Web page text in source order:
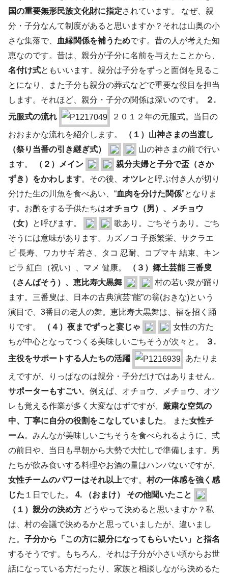
国の重要無形民族文化財に指定されています。 なぜ、親
分・子分なんて制度があると思いますか？それは山奥の小
さな集落で、
血縁関係を補うためです。昔の人が考えた知
恵なのです。昔は、親分が子分に名前を与えたことから、
名付け式ともいいます。親分は子分をずっと面倒を見るこ
とになり、また子分も親分の葬式などで重要な役目を担当
します。それほど、親分・子分の関係は深いのです。
２.
元服式の流れ
２０１２年の元服式。当日の
おおまかな流れを紹介します。
（１）山神さまの当渡し
（祭り当番の引き継ぎ式）
山の神さまの前で行い
ます。
（２）メイン
親分夫婦と子分で盃（さか
ずき）をかわします。その後、 オツレと呼ぶ付き人が切り
分けた生の川魚を食べあい、“血肉を分けた関係”となりま
す。お酌をする子供たちはオチョウ（男）、メチョウ
（女）
と呼びます。
歌あり。ごちそうあり。ごち
そうには意味があります。カズノコ 子孫繁栄、サクラエ
ビ 長寿、ワカサギ 若さ、タコ 忍耐、コブマキ 結束、キン
ピラ 紅白（祝い）、マメ 健康。
（３）郷土芸能 三番叟
（さんばそう）、恵比寿大黒舞
村の若い衆が踊り
ます。三番叟は、日本の古典演芸“能”の翁(おきな)という
演目で、3番目の老人の舞。恵比寿大黒舞は、福を招く踊
りです。
（４）夜までずっと宴じゃ
女性の方た
ちが中心となってつくる美味しいごちそうが次々と。
３.
主役をサポートする人たちの活躍
あたりま
えですが、りっぱなのは親分・子分だけではありません。
サポーターもすごい。例えば、オチョウ、メチョウ、オツ
レも覚える作業が多く大変なはずですが、 厳粛な空気の
中、丁寧に自分の役割をこなしていました。 また女性チ
ーム。みんなが美味しいごちそうを食べられるように、式
の前日や、当日も早朝から大勢で大忙しで準備します。男
たちが飲み食いする料理やお酒の量はハンパないですが、
女性チームのパワーはそれ以上です。 村の一体感を強く感
じた １日でした。 4. （おまけ） その他聞いたこと
（１）親分の決め方 どうやって決めると思いますか？私
は、村の会議で決めるかと思っていましたが、違いまし
た。 子分から「この方に親分になってもらいたい」と指名
するそうです。もちろん、それは子分が小さい頃からお世
話になっている方だったり、家族と相談しながら決めるた